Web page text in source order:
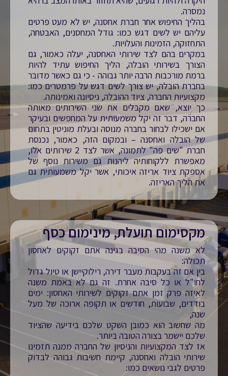
נמסרה.
בהליך החיפוש אחר חברת אחסנה, יש לא מעט פרטים
עליהם יש לשים דגש כמו: גודל המחסנים, האבטחה,
התחזוקה, הזמינות והעלויות.
במקרים בהם לצד שירותי האחסנה, יעלה כאמור, גם
הצורך בשירותי הובלה, הליך החיפוש עתיד להיות
ברמת מורכבות הרבה יותר גבוהה - כי גם כאשר מדובר
בחברת הובלה, יש צורך לשים דגש על פרמטרים כמו:
מקצועיות החברה, ציוד ההובלה, ניסיונה ואמינותה.
כך יוצא, שאם מקבלים את שני השירותים מאותה
החברה, דבר זה יקל משמעותית על המחפשים ובעיקר
אם ישכילו לבחור בחברה מנוסה ובעלת מוניטין בתחום
של הובלה ואחסנה – ובמקום הזה, כאמור, נכנסת
חברת "שים פה" לתמונה, אשר לצד 2 שירותים אלו,
מאפשרת ללקוחותיה ליהנות גם משירות נוסף של
אספקת ציוד אריזה איכותי, אשר יקל משמעותית גם
את הליך האריזה.
מקסימום תועלת, מינימום כסף
לא משנה מהי הסיבה בגינה אתם זקוקים לאחסון
תכולה:
בין אם זה בעקבות מעבר דירה, רילוקיישן או טיול גדול
לחו"ל או כל סיבה אחרת. זה גם לא באמת משנה
לאיזה פרק זמן אתם זקוקים לשירותי האחסון: ימים
בודדים, שבועות, חודשים או תקופה ארוכה של מעל
שנה,
מה שחשוב הוא כמובן השקט שלכם בידיעה שהציוד
שלכם יישמר בצורה הטובה ביותר.
אז לצד המקצועיות והניסיון של החברה ממנה תזמינו
שירותי הובלה ואחסנה, קיימת חשיבות גבוהה לבדוק
פרטים לגבי נושאים כמו: